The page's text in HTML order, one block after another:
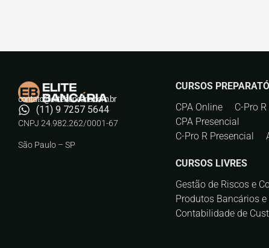
(11) 9 7257 5644
contato@elitebancaria.com.br
CNPJ 24.982.262/0001-67
São Paulo – SP
CURSOS
CPA Online
C-Pro
CPA Presencial
C-Pro R Presencial
CURSOS LIVRES
Gestão de Riscos e
Produtos Bancários
Contabilidade de